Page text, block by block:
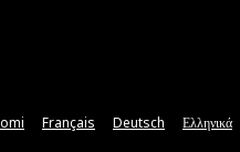
Français Deutsch Ελληνικά